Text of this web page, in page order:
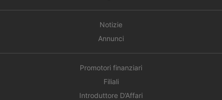
Notizie
Annunci
Promotori finanziari
Filiali
Introduttore D’Affari